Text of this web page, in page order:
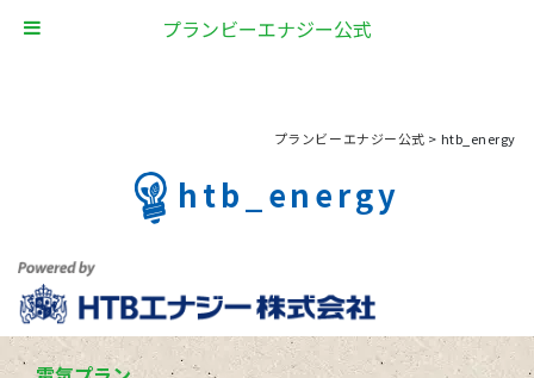
プランビーエナジー公式 > htb_energy
htb_energy
プランビーエナジー公式